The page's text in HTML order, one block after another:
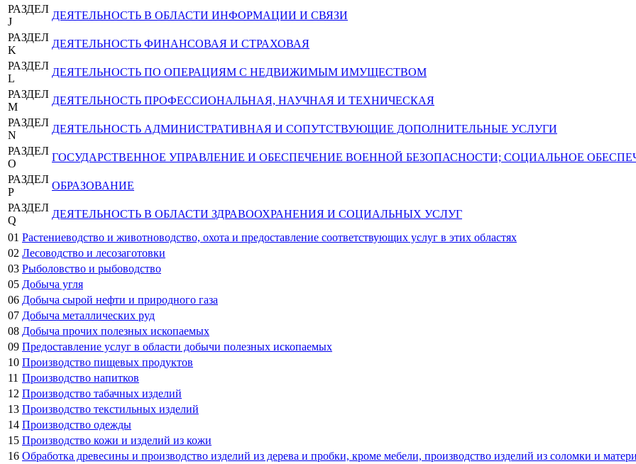
РАЗДЕЛ
J
ДЕЯТЕЛЬНОСТЬ В ОБЛАСТИ ИНФОРМАЦИИ И СВЯЗИ
РАЗДЕЛ
K
ДЕЯТЕЛЬНОСТЬ ФИНАНСОВАЯ И СТРАХОВАЯ
РАЗДЕЛ
L
ДЕЯТЕЛЬНОСТЬ ПО ОПЕРАЦИЯМ С НЕДВИЖИМЫМ ИМУЩЕСТВОМ
РАЗДЕЛ
M
ДЕЯТЕЛЬНОСТЬ ПРОФЕССИОНАЛЬНАЯ, НАУЧНАЯ И ТЕХНИЧЕСКАЯ
РАЗДЕЛ
N
ДЕЯТЕЛЬНОСТЬ АДМИНИСТРАТИВНАЯ И СОПУТСТВУЮЩИЕ ДОПОЛНИТЕЛЬНЫЕ УСЛУГИ
РАЗДЕЛ
O
ГОСУДАРСТВЕННОЕ УПРАВЛЕНИЕ И ОБЕСПЕЧЕНИЕ ВОЕННОЙ БЕЗОПАСНОСТИ; СОЦИАЛЬНОЕ
РАЗДЕЛ
P
ОБРАЗОВАНИЕ
РАЗДЕЛ
Q
ДЕЯТЕЛЬНОСТЬ В ОБЛАСТИ ЗДРАВООХРАНЕНИЯ И СОЦИАЛЬНЫХ УСЛУГ
01 Растениеводство и животноводство, охота и предоставление соответствующих услуг в этих областях
02 Лесоводство и лесозаготовки
03 Рыболовство и рыбоводство
05 Добыча угля
06 Добыча сырой нефти и природного газа
07 Добыча металлических руд
08 Добыча прочих полезных ископаемых
09 Предоставление услуг в области добычи полезных ископаемых
10 Производство пищевых продуктов
11 Производство напитков
12 Производство табачных изделий
13 Производство текстильных изделий
14 Производство одежды
15 Производство кожи и изделий из кожи
16 Обработка древесины и производство изделий из дерева и пробки, кроме мебели, производство изделий из соломки и